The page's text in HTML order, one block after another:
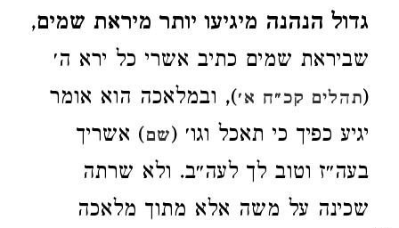
גדול הנהנה מיגיעו יותר מיראת שמים,
שביראת שמים כתיב אשרי כל ירא ה׳
(תהלים קכ״ח א׳), ובמלאכה הוא אומר
יגיע כפיך כי תאכל וגו׳ (שם) אשריך
בעה״ז וטוב לך לעה״ב. ולא שרתה
שכינה על משה אלא מתוך מלאכה